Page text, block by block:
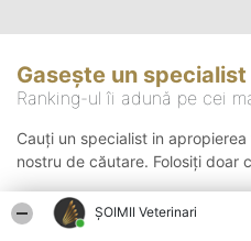
ȘOIMII Veterinari
Gasește un specialist
Ranking-ul îi adună pe cei
Cauți un specialist in
nostru de căutare. Folosiți doar